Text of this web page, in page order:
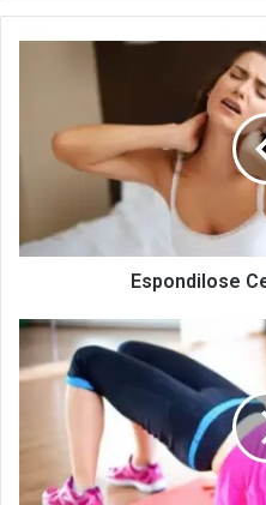
Espondilose
Grave?
Espondilose
Exercícios
Desvio
Que